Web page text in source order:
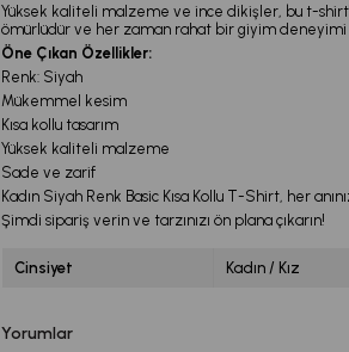
Yüksek kaliteli malzeme ve ince dikişler, bu t-
ömürlüdür ve her zaman rahat bir giyim deneyimi
Öne Çıkan Özellikler:
Renk: Siyah
Mükemmel kesim
Kısa kollu tasarım
Yüksek kaliteli malzeme
Sade ve zarif
Kadın Siyah Renk Basic Kısa Kollu T-Shirt, her
Şimdi sipariş verin ve tarzınızı ön plana çıkarın!
Cinsiyet Kadın / Kız
Yorumlar